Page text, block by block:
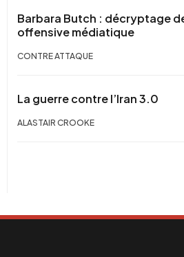
Barbara Butch : décryptage
offensive médiatique
CONTRE ATTAQUE
La guerre contre l’Iran 3.0
ALASTAIR CROOKE